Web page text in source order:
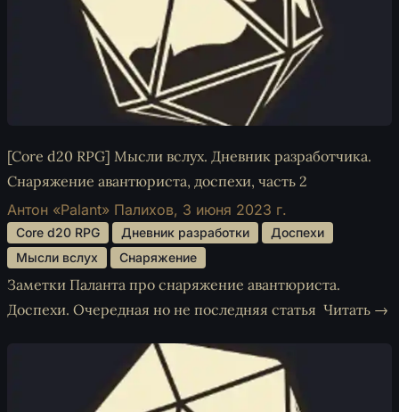
[Core d20 RPG] Мысли вслух. Дневник разработчика.
Снаряжение авантюриста, доспехи, часть 2
Антон «Palant» Палихов, 3 июня 2023 г.
Core d20 RPG Дневник разработки
Доспехи
Мысли вслух
Снаряжение
Заметки Паланта про снаряжение авантюриста.
Доспехи. Очередная но не последняя статья Читать →